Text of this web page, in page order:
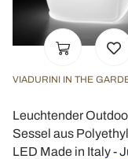
VIADURINI IN THE
Leuchtender
Sessel aus
LED Made in Italy -